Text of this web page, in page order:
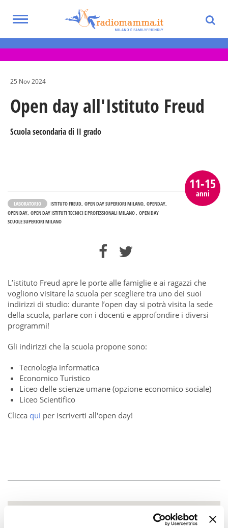
main
Toggle
Eventi per bambini, ragazzi e adolescenti
nella Città Metropolitana di Milano
25 Nov 2024
Open day all'Istituto Freud
Scuola secondaria di II grado
11-15
anni
LABORATORIO ISTITUTO FREUD OPEN DAY SUPERIORI MILANO OPENDAY
OPEN DAY OPEN DAY ISTITUTI TECNICI E PROFESSIONALI MILANO OPEN DAY
SCUOLE SUPERIORI MILANO
L’istituto Freud apre le porte alle famiglie e ai ragazzi che
vogliono visitare la scuola per scegliere tra uno dei suoi
indirizzi di studio: durante l’open day si potrà visita la sede
della scuola, parlare con i docenti e approfondire i diversi
programmi!
Gli indirizzi che la scuola propone sono:
Tecnologia informatica
Economico Turistico
Liceo delle scienze umane (opzione economico sociale)
Liceo Scientifico
Clicca qui per iscriverti all'open day!